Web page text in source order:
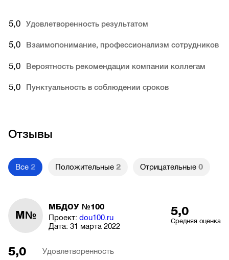
5,0 Удовлетворенность результатом
5,0 Взаимопонимание, профессионализм сотрудников
5,0 Вероятность рекомендации компании коллегам
5,0 Пунктуальность в соблюдении сроков
Отзывы
Все 2 Положительные 2 Отрицательные 0
М№
МБДОУ №100
Проект: dou100.ru
Дата: 31 марта 2022
5,0
Средняя оценка
5,0 Удовлетворенность